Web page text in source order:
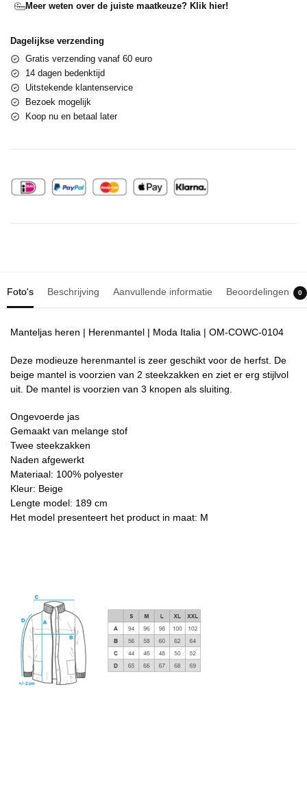
Meer weten over de juiste maatkeuze? Klik hier!
Dagelijkse verzending
Gratis verzending vanaf 60 euro
14 dagen bedenktijd
Uitstekende klantenservice
Bezoek mogelijk
Koop nu en betaal later
Foto's Beschrijving Aanvullende informatie Beoordelingen 0
Manteljas heren | Herenmantel | Moda Italia | OM-COWC-0104
Deze modieuze herenmantel is zeer geschikt voor de herfst. De
beige mantel is voorzien van 2 steekzakken en ziet er erg stijlvol
uit. De mantel is voorzien van 3 knopen als sluiting.
Ongevoerde jas
Gemaakt van melange stof
Twee steekzakken
Naden afgewerkt
Materiaal: 100% polyester
Kleur: Beige
Lengte model: 189 cm
Het model presenteert het product in maat: M